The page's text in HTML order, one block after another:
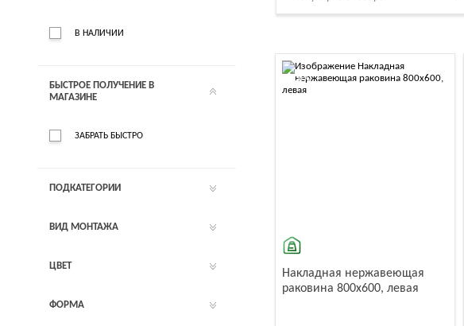
-10%
Накладная нержавеющая
раковина 800x600, левая
В НАЛИЧИИ
БЫСТРОЕ ПОЛУЧЕНИЕ В
МАГАЗИНЕ
ЗАБРАТЬ БЫСТРО
ПОДКАТЕГОРИИ
ВИД МОНТАЖА
ЦВЕТ
ФОРМА